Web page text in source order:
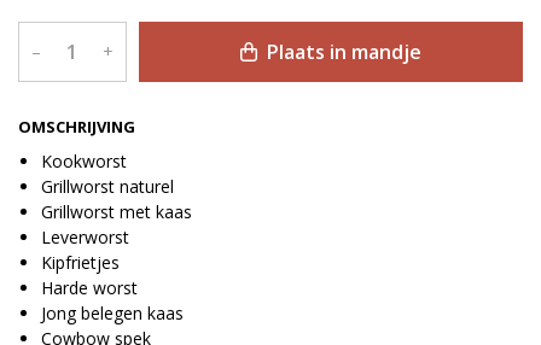
OMSCHRIJVING
Kookworst
Grillworst naturel
Grillworst met kaas
Leverworst
Kipfrietjes
Harde worst
Jong belegen kaas
Cowbow spek
– + Plaats in mandje